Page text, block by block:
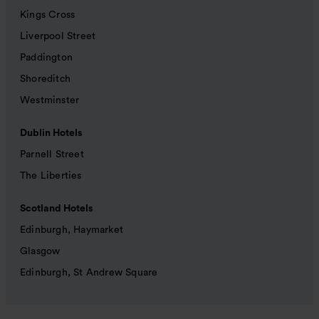
Kings Cross
Liverpool Street
Paddington
Shoreditch
Westminster
Dublin Hotels
Parnell Street
The Liberties
Scotland Hotels
Edinburgh, Haymarket
Glasgow
Edinburgh, St Andrew Square